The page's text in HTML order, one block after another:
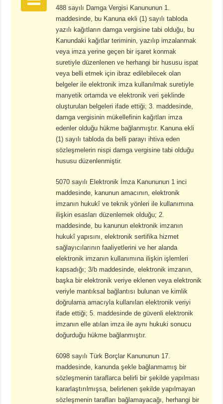
488 sayılı Damga Vergisi Kanununun 1.
maddesinde, bu Kanuna ekli (1) sayılı tabloda
yazılı kağıtların damga vergisine tabi olduğu, bu
Kanundaki kağıtlar teriminin, yazılıp imzalanmak
veya imza yerine geçen bir işaret konmak
suretiyle düzenlenen ve herhangi bir hususu ispat
veya belli etmek için ibraz edilebilecek olan
belgeler ile elektronik imza kullanılmak suretiyle
manyetik ortamda ve elektronik veri şeklinde
oluşturulan belgeleri ifade ettiği; 3. maddesinde,
damga vergisinin mükellefinin kağıtları imza
edenler olduğu hükme bağlanmıştır. Kanuna ekli
(1) sayılı tabloda da belli parayı ihtiva eden
sözleşmelerin nispi damga vergisine tabi olduğu
hususu düzenlenmiştir.
5070 sayılı Elektronik İmza Kanununun 1 inci
maddesinde, kanunun amacının, elektronik
imzanın hukukî ve teknik yönleri ile kullanımına
ilişkin esasları düzenlemek olduğu; 2.
maddesinde, bu kanunun elektronik imzanın
hukukî yapısını, elektronik sertifika hizmet
sağlayıcılarının faaliyetlerini ve her alanda
elektronik imzanın kullanımına ilişkin işlemleri
kapsadığı; 3/b maddesinde, elektronik imzanın,
başka bir elektronik veriye eklenen veya elektronik
veriyle mantıksal bağlantısı bulunan ve kimlik
doğrulama amacıyla kullanılan elektronik veriyi
ifade ettiği; 5. maddesinde de güvenli elektronik
imzanın elle atılan imza ile aynı hukuki sonucu
doğurduğu hükme bağlanmıştır.
6098 sayılı Türk Borçlar Kanununun 17.
maddesinde, kanunda şekle bağlanmamış bir
sözleşmenin taraflarca belirli bir şekilde yapılması
kararlaştırılmışsa, belirlenen şekilde yapılmayan
sözleşmenin tarafları bağlamayacağı, herhangi bir